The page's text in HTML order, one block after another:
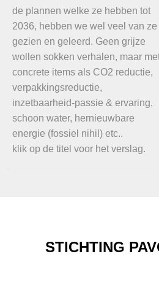
de plannen welke ze hebben tot
2036, hebben we wel veel van ze
gezien en geleerd. Geen grijze
wollen sokken verhalen, maar
concrete items als CO2 reductie,
verpakkingsreductie,
inzetbaarheid-passie & ervaring,
schoon water, hernieuwbare
energie (fossiel nihil) etc..
klik op de titel voor het verslag.
STICHTING